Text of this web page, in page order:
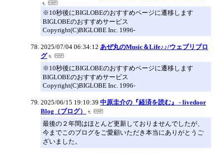
※10秒後にBIGLOBEのおすすめページに遷移します
BIGLOBEのおすすめサービス
Copyright(C)BIGLOBE Inc. 1996-
2025/07/04 06:34:12 あぜ丸のMusic＆Life♪♪/ウェブリブロ
グ
※10秒後にBIGLOBEのおすすめページに遷移します
BIGLOBEのおすすめサービス
Copyright(C)BIGLOBE Inc. 1996-
2025/06/15 19:10:39 中原圭介の『経済を読む』 - livedoor
Blog（ブログ）
最後の２年間はほとんど更新しておりませんでしたが、
今までこのブログをご愛顧いただき本当にありがとうご
ざいました。